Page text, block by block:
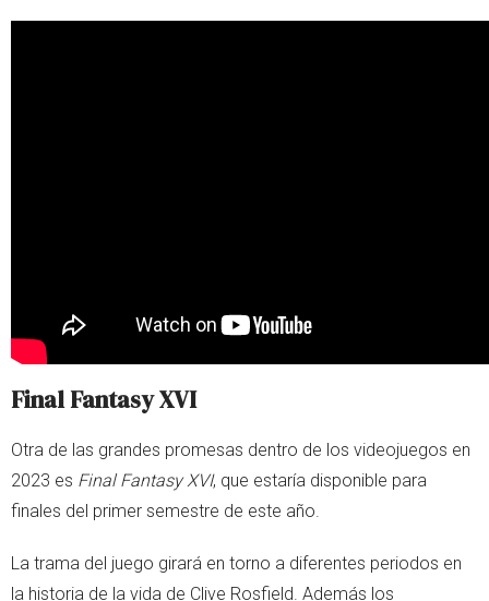
Final Fantasy XVI
Otra de las grandes promesas dentro de los videojuegos en
2023 es Final Fantasy XVI, que estaría disponible para
finales del primer semestre de este año.
La trama del juego girará en torno a diferentes periodos en
la historia de la vida de Clive Rosfield. Además los